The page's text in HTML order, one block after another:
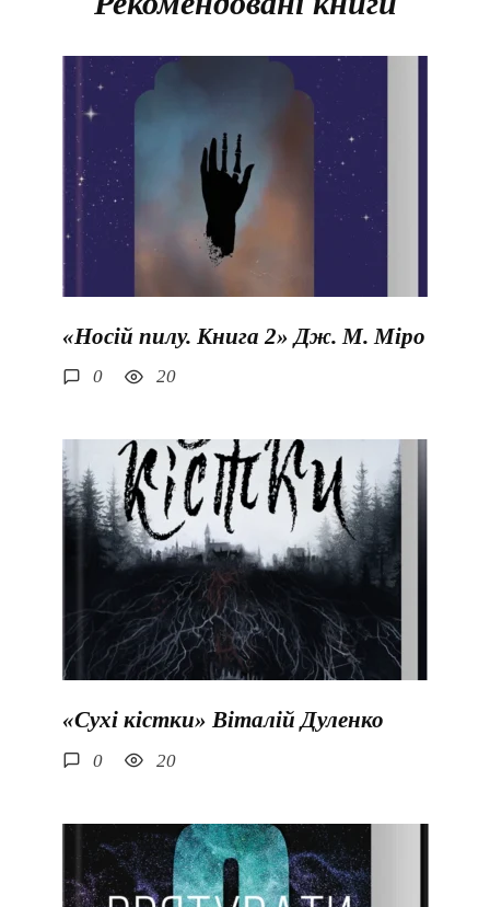
«Носій пилу. Книга 2» Дж. М. Міро
0 20
«Сухі кістки» Віталій Дуленко
0 20